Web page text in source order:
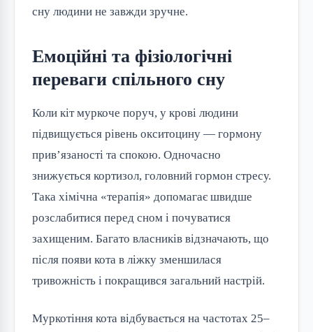
сну людини не завжди зручне.
Емоційні та фізіологічні
переваги спільного сну
Коли кіт муркоче поруч, у крові людини
підвищується рівень окситоцину — гормону
прив’язаності та спокою. Одночасно
знижується кортизол, головний гормон стресу.
Така хімічна «терапія» допомагає швидше
розслабитися перед сном і почуватися
захищеним. Багато власників відзначають, що
після появи кота в ліжку зменшилася
тривожність і покращився загальний настрій.
Муркотіння кота відбувається на частотах 25–